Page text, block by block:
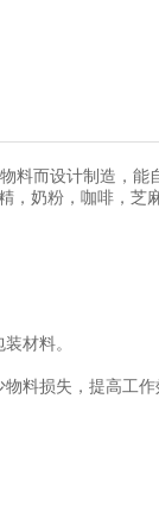
料而设计制造，能
，奶粉，咖啡，芝
材料。
料损失，提高工作